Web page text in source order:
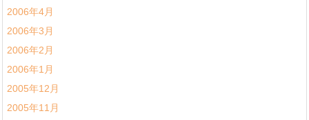
2006年4月
2006年3月
2006年2月
2006年1月
2005年12月
2005年11月